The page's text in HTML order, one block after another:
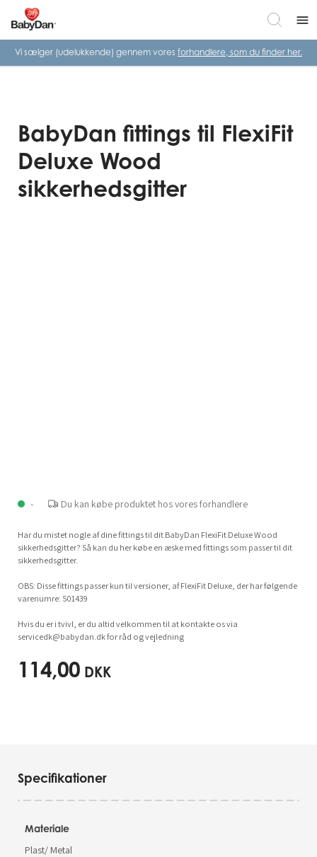
menu
Vi sælger (udelukkende) gennem vores forhandlere, som du finder her.
- Du kan købe produktet hos vores forhandlere
Har du mistet nogle af dine fittings til dit BabyDan FlexiFit Deluxe Wood
sikkerhedsgitter? Så kan du her købe en æske med fittings som passer til dit
sikkerhedsgitter.
OBS: Disse fittings passer kun til versioner, af FlexiFit Deluxe, der har følgende
varenumre: 501439
Hvis du er i tvivl, er du altid velkommen til at kontakte os via
servicedk@babydan.dkfor råd og vejledning
114,00 DKK
BabyDan fittings til FlexiFit
Deluxe Wood
sikkerhedsgitter
Specifikationer
Materiale
Plast/ Metal